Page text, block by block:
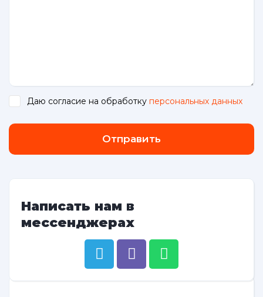
Даю согласие на обработку персональных данных
Отправить
Написать нам в
мессенджерах